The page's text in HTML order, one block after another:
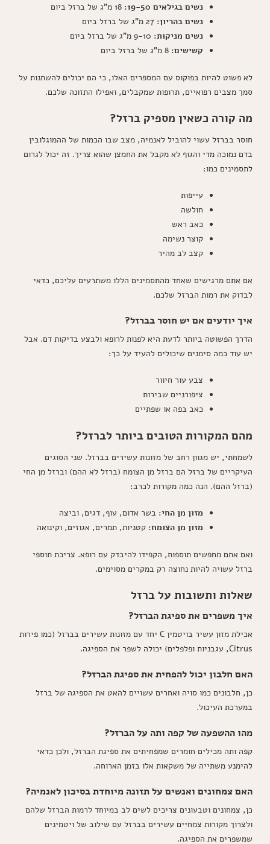
נשים בגילאים 19-50:
נשים בהריון:
נשים מניקות:
קשישים:
לא פשוט להיות בפוקוס עם המספרים האלו, כי הם יכולים להשתנות על
סמך מצבים רפואיים, תרופות שמקבלים, ואפילו התזונה שלכם.
מה קורה כשאין מספיק ברזל?
חוסר בברזל עשוי להוביל לאנמיה, מצב שבו הכמות של ההמוגלובין
בדם נמוכה מדי והגוף לא מקבל את החמצן שהוא צריך. זה יכול לגרום
לתסמינים כמו:
עייפות
חולשה
כאב ראש
קוצר נשימה
קצב לב מהיר
אם אתם מרגישים שאחד מהתסמינים הללו משתרעים עליכם, כדאי
לבדוק את רמות הברזל שלכם.
איך יודעים אם יש חוסר בברזל?
הדרך הפשוטה ביותר לדעת היא לפנות לרופא ולבצע בדיקות דם. אבל
יש עוד כמה סימנים שיכולים להעיד על כך:
צבע עור חיוור
ציפורניים שבירות
כאב בפה או שפתיים
מהם המקורות הטובים ביותר לברזל?
לשמחתי, יש מגוון רחב של מזונות עשירים בברזל. שני הסוגים
העיקריים של ברזל הם ברזל מן הצומח (ברזל לא ההם) וברזל מן החי
(ברזל ההם). הנה כמה מקורות לכרב:
מזון מן החי: בשר אדום, עוף, דגים, וביצה
מזון מן הצומח: קטניות, תמרים, אגוזים, וקינואה
ואם אתם מחפשים תוספות, הקפידו להיבדק עם רופא. צריכת תוספי
ברזל עשויה להיות נחוצה רק במקרים מסוימים.
שאלות ותשובות על ברזל
איך משפרים את ספיגת הברזל?
אכילת מזון עשיר בויטמין C יחד עם מזונות עשירים בברזל (כמו פירות
Citrus, עגבניות ופלפלים) יכולה לשפר את הספיגה.
האם חלבון יכול להפחית את ספיגת הברזל?
כן, חלבונים כמו סויה ואחרים עשויים להאט את הספיגה של ברזל
במערכת העיכול.
מהו ההשפעה של קפה ותה על הברזל?
קפה ותה מכילים חומרים שמפחיתים את ספיגת הברזל, ולכן כדאי
להימנע משתייה של משקאות אלו בזמן הארוחה.
האם צמחונים ואנשים על תזונה מיוחדת בסיכון לאנמיה?
כן, צמחונים וטבעונים צריכים לשים לב במיוחד לרמות הברזל שלהם
ולצרוך מקורות צמחיים עשירים בברזל עם שילוב של ויטמינים
שמשפרים את הספיגה.